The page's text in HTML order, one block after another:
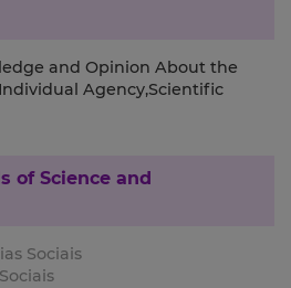
and Opinion About the
Agency,Scientific
of Science and
Sociais